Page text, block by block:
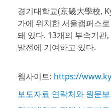
경기대학교(京畿大學校,
가에 위치한 서울캠퍼스
돼 있다. 13개의 부속기관
발전에 기여하고 있다.
웹사이트: https://
보도자료 연락처와 원문